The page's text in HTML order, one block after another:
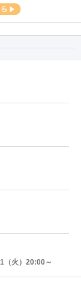
（火）20:00～